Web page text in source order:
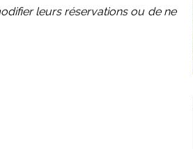
leurs réservations ou de ne